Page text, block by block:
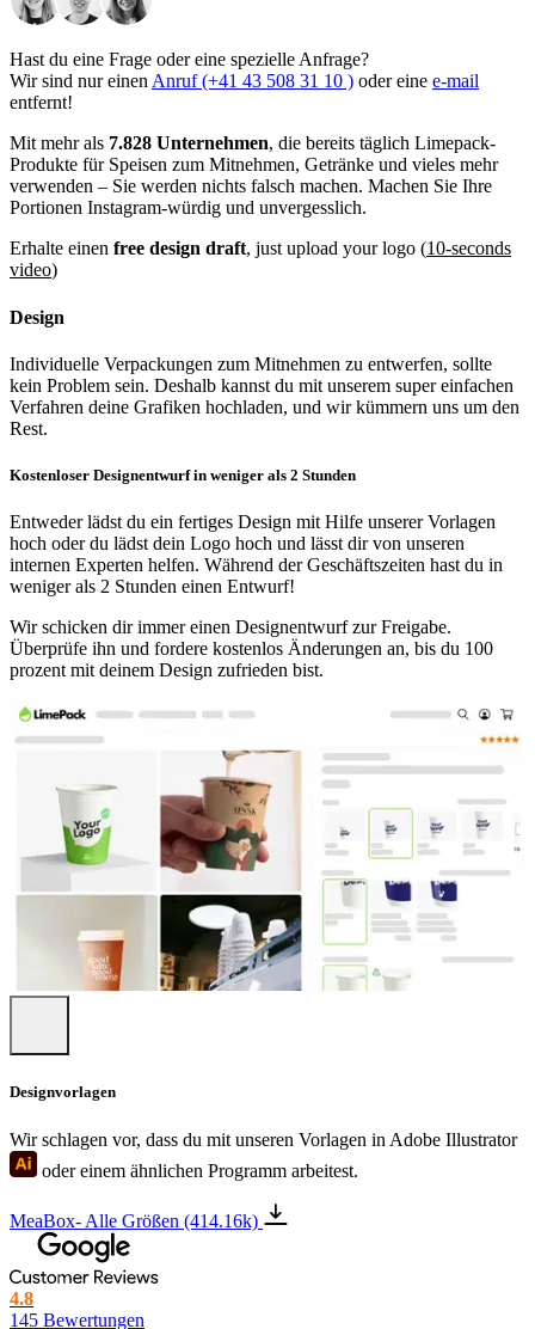
Hast du eine Frage oder eine spezielle Anfrage?
Wir sind nur einen Anruf (+41 43 508 31 10 ) oder eine e-mail
entfernt!
Mit mehr als 7.828 Unternehmen, die bereits täglich Limepack-
Produkte für Speisen zum Mitnehmen, Getränke und vieles mehr
verwenden – Sie werden nichts falsch machen. Machen Sie Ihre
Portionen Instagram-würdig und unvergesslich.
Erhalte einen free design draft, just upload your logo (10-seconds
video)
Design
Individuelle Verpackungen zum Mitnehmen zu entwerfen, sollte
kein Problem sein. Deshalb kannst du mit unserem super einfachen
Verfahren deine Grafiken hochladen, und wir kümmern uns um den
Rest.
Kostenloser Designentwurf in weniger als 2 Stunden
Entweder lädst du ein fertiges Design mit Hilfe unserer Vorlagen
hoch oder du lädst dein Logo hoch und lässt dir von unseren
internen Experten helfen. Während der Geschäftszeiten hast du in
weniger als 2 Stunden einen Entwurf!
Wir schicken dir immer einen Designentwurf zur Freigabe.
Überprüfe ihn und fordere kostenlos Änderungen an, bis du 100
prozent mit deinem Design zufrieden bist.
Designvorlagen
Wir schlagen vor, dass du mit unseren Vorlagen in Adobe Illustrator
oder einem ähnlichen Programm arbeitest.
MeaBox- Alle Größen (414.16k)
4.8
145 Bewertungen